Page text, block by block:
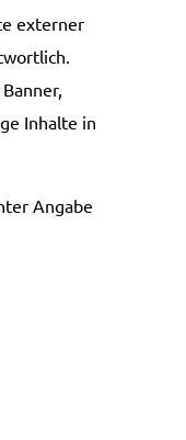
externer
Inhalte in
Angabe